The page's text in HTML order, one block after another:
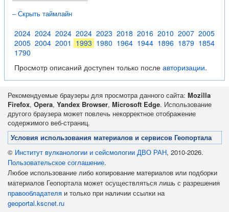
– Скрыть таймлайн
2024 2024 2024 2024 2023 2018 2016 2010 2007 2005
2005 2004 2001 1993 1980 1964 1944 1896 1879 1854
1790
Просмотр описаний доступен только после авторизации.
Рекомендуемые браузеры для просмотра данного сайта: Mozilla
Firefox, Opera, Yandex Browser, Microsoft Edge. Использование
другого браузера может повлечь некорректное отображение
содержимого веб-страниц.
Условия использования материалов и сервисов Геопортала
© Институт вулканологии и сейсмологии ДВО РАН, 2010-2026.
Пользовательское соглашение.
Любое использование либо копирование материалов или подборки
материалов Геопортала может осуществляться лишь с разрешения
правообладателя и только при наличии ссылки на
geoportal.kscnet.ru